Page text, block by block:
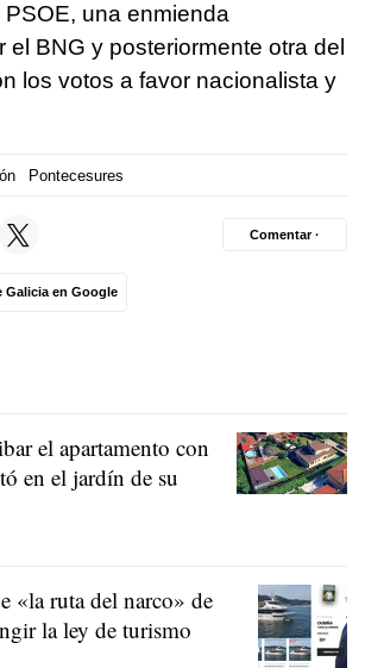
una enmienda
el BNG y posteriormente otra del
los votos a favor nacionalista y
Pontecesures
Galicia en Google
Comentar ·
el apartamento con
en el jardín de su
«la ruta del narco» de
la ley de turismo